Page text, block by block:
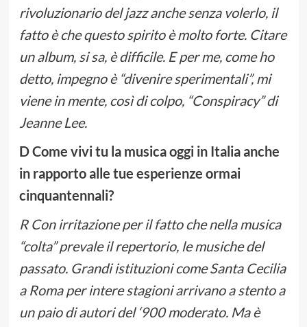
rivoluzionario del jazz anche senza volerlo, il
fatto è che questo spirito è molto forte. Citare
un album, si sa, è difficile. E per me, come ho
detto, impegno è “divenire sperimentali”, mi
viene in mente, così di colpo, “Conspiracy” di
Jeanne Lee.
D Come vivi tu la musica oggi in Italia anche
in rapporto alle tue esperienze ormai
cinquantennali?
R Con irritazione per il fatto che nella musica
“colta” prevale il repertorio, le musiche del
passato. Grandi istituzioni come Santa Cecilia
a Roma per intere stagioni arrivano a stento a
un paio di autori del ‘900 moderato. Ma è